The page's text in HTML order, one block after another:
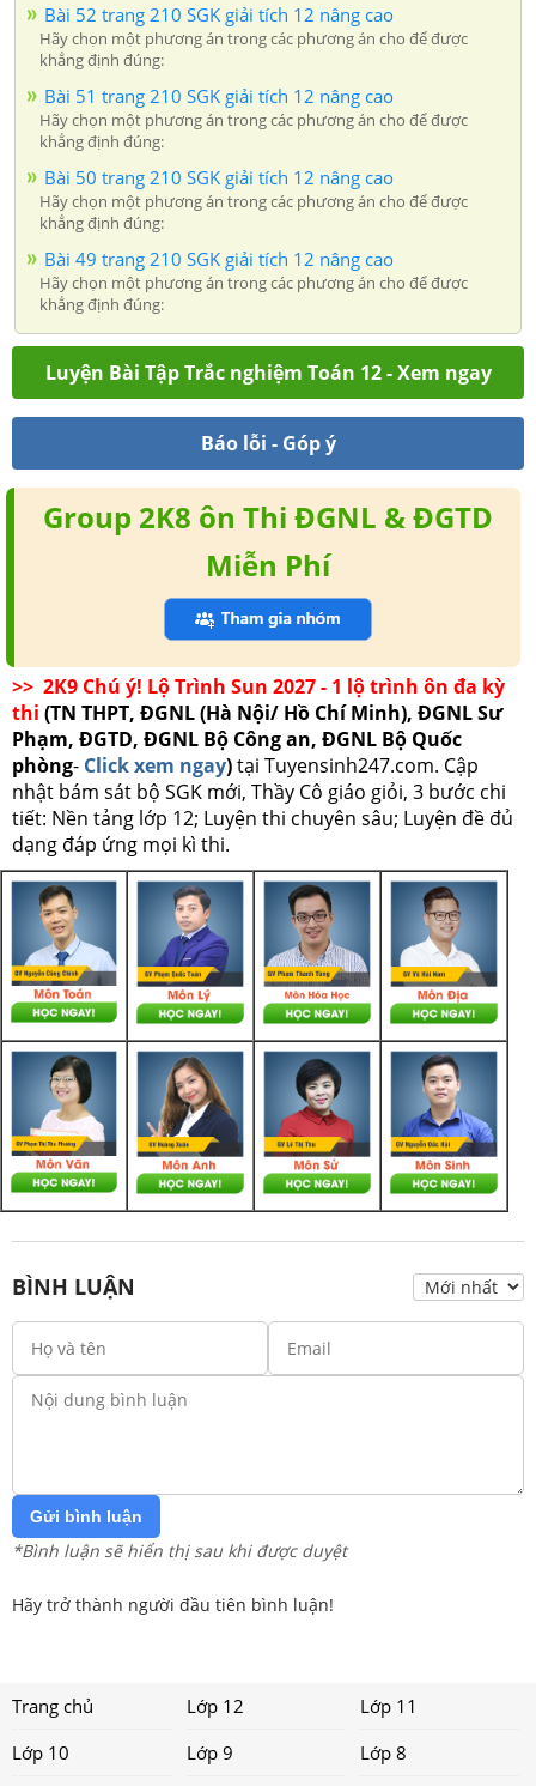
Bài 52 trang 210 SGK giải tích 12 nâng cao
Hãy chọn một phương án trong các phương án cho để được
khẳng định đúng:
Bài 51 trang 210 SGK giải tích 12 nâng cao
Hãy chọn một phương án trong các phương án cho để được
khẳng định đúng:
Bài 50 trang 210 SGK giải tích 12 nâng cao
Hãy chọn một phương án trong các phương án cho để được
khẳng định đúng:
Bài 49 trang 210 SGK giải tích 12 nâng cao
Hãy chọn một phương án trong các phương án cho để được
khẳng định đúng:
Luyện Bài Tập Trắc nghiệm Toán 12 - Xem ngay
Báo lỗi - Góp ý
Group 2K8 ôn Thi ĐGNL & ĐGTD
Miễn Phí
>> 2K9 Chú ý! Lộ Trình Sun 2027 - 1 lộ trình ôn đa kỳ
thi (TN THPT, ĐGNL (Hà Nội/ Hồ Chí Minh), ĐGNL Sư
Phạm, ĐGTD, ĐGNL Bộ Công an, ĐGNL Bộ Quốc
phòng- Click xem ngay)tại Tuyensinh247.com. Cập
nhật bám sát bộ SGK mới, Thầy Cô giáo giỏi, 3 bước chi
tiết: Nền tảng lớp 12; Luyện thi chuyên sâu; Luyện đề đủ
dạng đáp ứng mọi kì thi.
BÌNH LUẬN
Gửi bình luận
*Bình luận sẽ hiển thị sau khi được duyệt
Hãy trở thành người đầu tiên bình luận!
Trang chủ Lớp 12
Lớp 11
Lớp 10
Lớp 9 Lớp 8